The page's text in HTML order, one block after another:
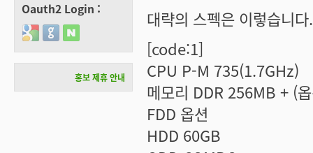
대략의 스펙은 이렇습니
[code:1]
CPU P-M 735(1.7GHz)
메모리 DDR 256MB + (
FDD 옵션
HDD 60GB
Oauth2 Login :
Login with Google
Login with GitHub
Login with Naver
홍보 제휴 안내